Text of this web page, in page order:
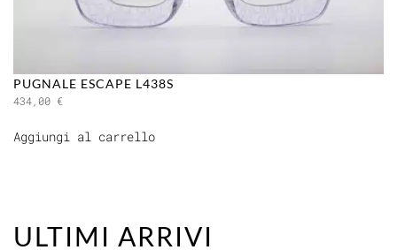
PUGNALE ESCAPE L438S
434,00 €
Aggiungi al carrello
ULTIMI ARRIVI